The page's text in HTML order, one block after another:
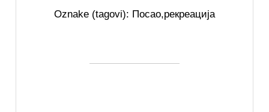
Oznake (tagovi): Посао,рекреација